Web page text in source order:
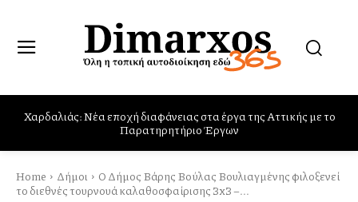
Παρών στις φωτιές στο Πόρτο Γερμενό, Ψάθα και Βίλια ο Δήμος
Φυλής
Home Δήμοι
Ο Δήμος Βάρης Βούλας Βουλιαγμένης φιλοξενεί
το διεθνές τουρνουά καλαθοσφαίρισης 3x3 –...